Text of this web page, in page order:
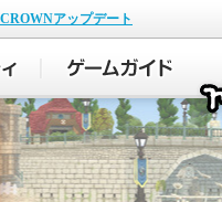
アップデート